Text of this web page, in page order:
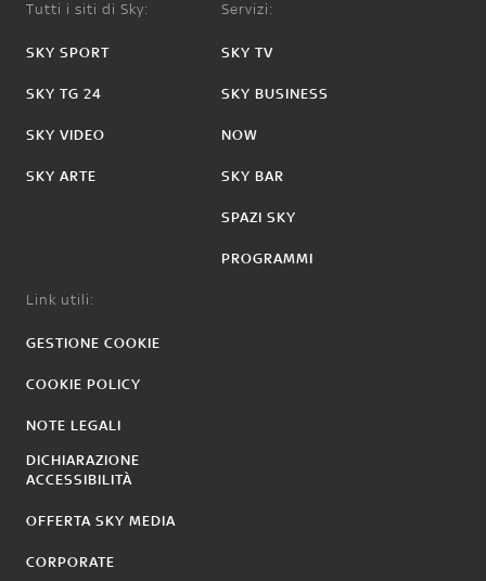
Tutti i siti di Sky:
SKY SPORT
SKY TG 24
SKY VIDEO
SKY ARTE
Servizi:
SKY TV
SKY BUSINESS
NOW
SKY BAR
SPAZI SKY
PROGRAMMI
Link utili:
GESTIONE COOKIE
COOKIE POLICY
NOTE LEGALI
DICHIARAZIONE
ACCESSIBILITÀ
OFFERTA SKY MEDIA
CORPORATE